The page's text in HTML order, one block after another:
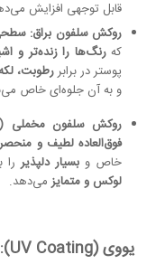
قابل توجهی افزایش
روکش سلفون براق:
کهرنگ‌ها را زنده‌تر و
پوستر در برابررطوبت،
و به آن جلوه‌ای خاص
روکش سلفون مخملی (Soft Touch):
فوق‌العاده لطیف و
خاص و بسیار دلپذیررا
لوکس و متمایزمی‌دهد.
یووی (UV Coating): درخشش و برجستگی انتخابی